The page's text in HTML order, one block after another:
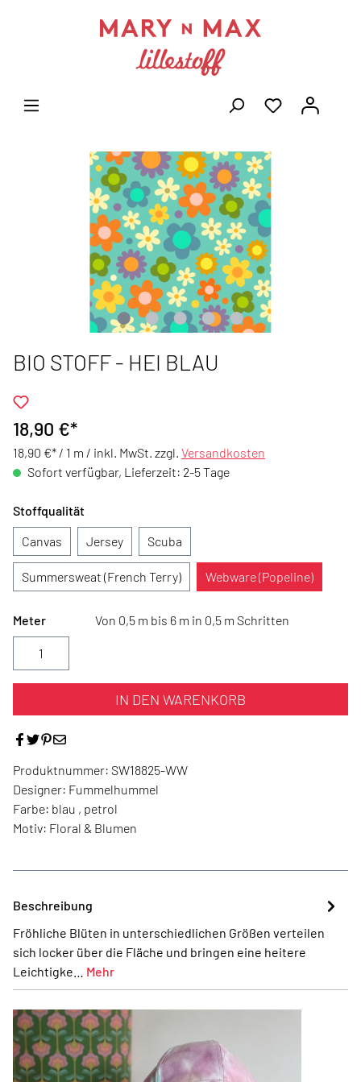
BIO STOFF - HEI BLAU
18,90 €*
18,90 €* / 1 m / inkl. MwSt. zzgl. Versandkosten
Sofort verfügbar, Lieferzeit: 2-5 Tage
Stoffqualität
Canvas
Jersey Scuba
Summersweat (French Terry) Webware (Popeline)
Meter Von 0,5 m bis 6 m in 0,5 m Schritten
IN DEN WARENKORB
Produktnummer: SW18825-WW
Designer: Fummelhummel
Farbe: blau , petrol
Motiv: Floral & Blumen
Beschreibung
Fröhliche Blüten in unterschiedlichen Größen verteilen
sich locker über die Fläche und bringen eine heitere
Leichtigke… Mehr